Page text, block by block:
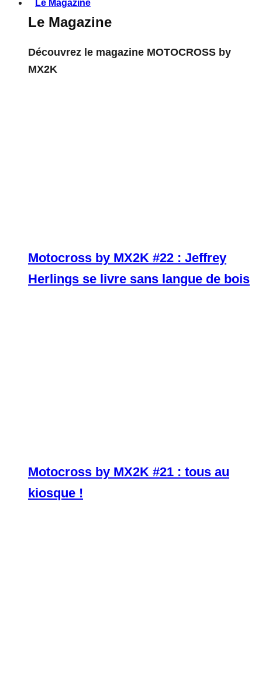
Le Magazine
Le Magazine
Découvrez le magazine MOTOCROSS by
MX2K
Motocross by MX2K #22 : Jeffrey
Herlings se livre sans langue de bois
Motocross by MX2K #21 : tous au
kiosque !